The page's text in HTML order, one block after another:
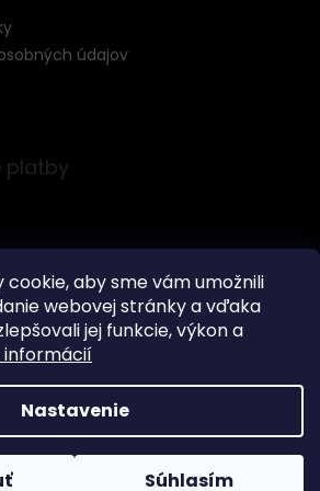
cookie, aby sme vám umožnili
webovej stránky a vďaka
jej funkcie, výkon a
informácií
Nastavenie
Súhlasím
údajov
platby
Instagram
Vytvoril Shoptet
Express . Všetky práva vyhradené.